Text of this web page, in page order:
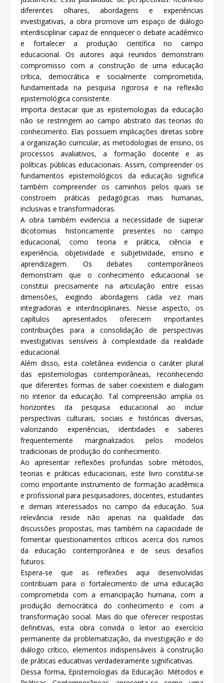
diferentes olhares, abordagens e experiências
investigativas, a obra promove um espaço de diálogo
interdisciplinar capaz de enriquecer o debate acadêmico
e fortalecer a produção científica no campo
educacional. Os autores aqui reunidos demonstram
compromisso com a construção de uma educação
crítica, democrática e socialmente comprometida,
fundamentada na pesquisa rigorosa e na reflexão
epistemológica consistente.
Importa destacar que as epistemologias da educação
não se restringem ao campo abstrato das teorias do
conhecimento. Elas possuem implicações diretas sobre
a organização curricular, as metodologias de ensino, os
processos avaliativos, a formação docente e as
políticas públicas educacionais. Assim, compreender os
fundamentos epistemológicos da educação significa
também compreender os caminhos pelos quais se
constroem práticas pedagógicas mais humanas,
inclusivas e transformadoras.
A obra também evidencia a necessidade de superar
dicotomias historicamente presentes no campo
educacional, como teoria e prática, ciência e
experiência, objetividade e subjetividade, ensino e
aprendizagem. Os debates contemporâneos
demonstram que o conhecimento educacional se
constitui precisamente na articulação entre essas
dimensões, exigindo abordagens cada vez mais
integradoras e interdisciplinares. Nesse aspecto, os
capítulos apresentados oferecem importantes
contribuições para a consolidação de perspectivas
investigativas sensíveis à complexidade da realidade
educacional.
Além disso, esta coletânea evidencia o caráter plural
das epistemologias contemporâneas, reconhecendo
que diferentes formas de saber coexistem e dialogam
no interior da educação. Tal compreensão amplia os
horizontes da pesquisa educacional ao incluir
perspectivas culturais, sociais e históricas diversas,
valorizando experiências, identidades e saberes
frequentemente marginalizados pelos modelos
tradicionais de produção do conhecimento.
Ao apresentar reflexões profundas sobre métodos,
teorias e práticas educacionais, este livro constitui-se
como importante instrumento de formação acadêmica
e profissional para pesquisadores, docentes, estudantes
e demais interessados no campo da educação. Sua
relevância reside não apenas na qualidade das
discussões propostas, mas também na capacidade de
fomentar questionamentos críticos acerca dos rumos
da educação contemporânea e de seus desafios
futuros.
Espera-se que as reflexões aqui desenvolvidas
contribuam para o fortalecimento de uma educação
comprometida com a emancipação humana, com a
produção democrática do conhecimento e com a
transformação social. Mais do que oferecer respostas
definitivas, esta obra convida o leitor ao exercício
permanente da problematização, da investigação e do
diálogo crítico, elementos indispensáveis à construção
de práticas educativas verdadeiramente significativas.
Dessa forma, Epistemologias da Educação: Métodos e